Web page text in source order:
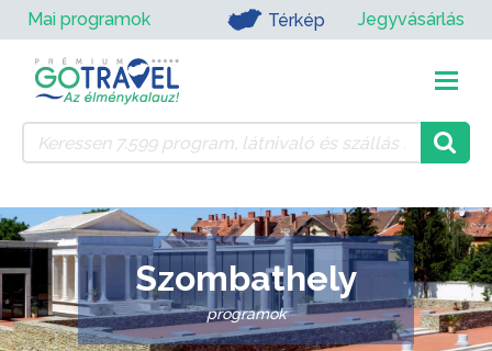
Mai programok Térkép Jegyvásárlás
Szombathely
programok